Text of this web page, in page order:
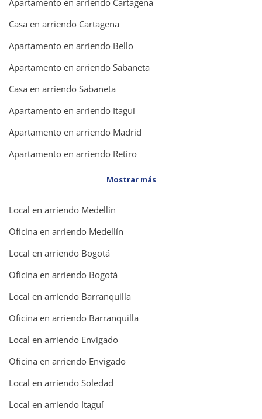
Apartamento en arriendo Cartagena
Casa en arriendo Cartagena
Apartamento en arriendo Bello
Apartamento en arriendo Sabaneta
Casa en arriendo Sabaneta
Apartamento en arriendo Itaguí
Apartamento en arriendo Madrid
Apartamento en arriendo Retiro
Mostrar más
Local en arriendo Medellín
Oficina en arriendo Medellín
Local en arriendo Bogotá
Oficina en arriendo Bogotá
Local en arriendo Barranquilla
Oficina en arriendo Barranquilla
Local en arriendo Envigado
Oficina en arriendo Envigado
Local en arriendo Soledad
Local en arriendo Itaguí